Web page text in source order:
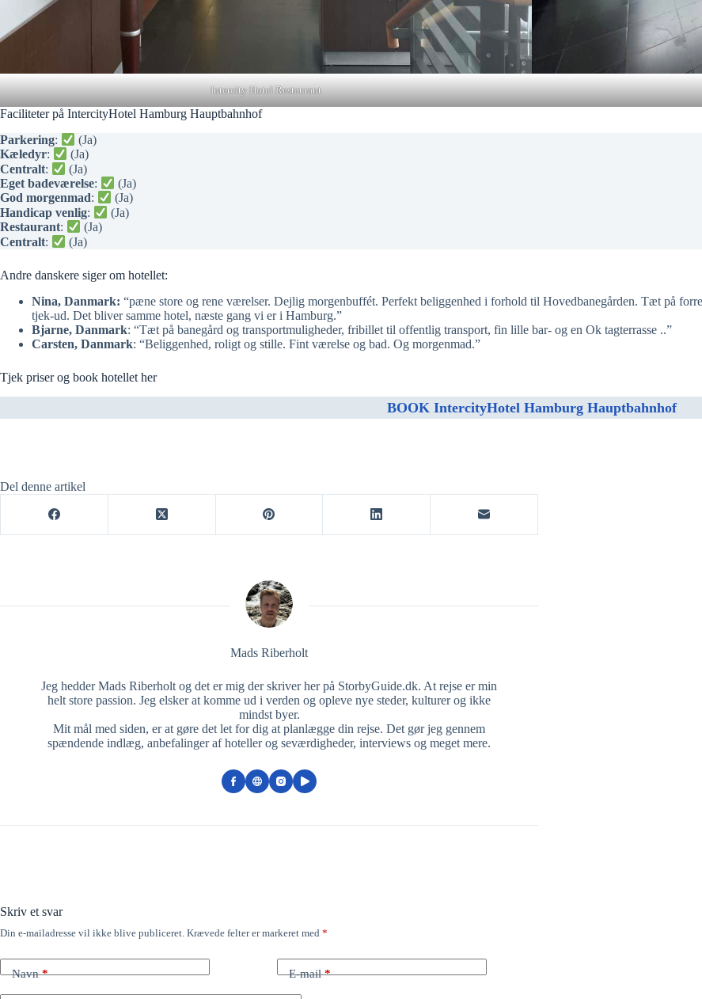
Intercity Hotel Restaurant
Faciliteter på IntercityHotel Hamburg Hauptbahnhof
Parkering:
(Ja)
Kæledyr:
(Ja)
Centralt:
(Ja)
Eget badeværelse:
(Ja)
God morgenmad:
(Ja)
Handicap venlig:
(Ja)
Restaurant:
(Ja)
Centralt: (Ja)
Andre danskere siger om hotellet:
Nina, Danmark: “pæne store og rene værelser. Dejlig morgenbuffét. Perfekt beliggenhed i forhold til Hovedbanegården. Tæt på
tjek-ud. Det bliver samme hotel, næste gang vi er i Hamburg.”
Bjarne, Danmark: “Tæt på banegård og transportmuligheder, fribillet til offentlig transport, fin lille bar- og en Ok tagterrasse ..”
Carsten, Danmark: “Beliggenhed, roligt og stille. Fint værelse og bad. Og morgenmad.”
Tjek priser og book hotellet her
BOOK IntercityHotel Hamburg Hauptbahnhof
Del denne artikel
Mads Riberholt
Jeg hedder Mads Riberholt og det er mig der skriver her på StorbyGuide.dk. At rejse er min
helt store passion. Jeg elsker at komme ud i verden og opleve nye steder, kulturer og ikke
mindst byer.
Mit mål med siden, er at gøre det let for dig at planlægge din rejse. Det gør jeg gennem
spændende indlæg, anbefalinger af hoteller og seværdigheder, interviews og meget mere.
Skriv et svar
Din e-mailadresse vil ikke blive publiceret. Krævede felter er markeret med *
Navn* E-mail*